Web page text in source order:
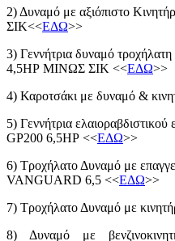
2) Δυναμό με αξιόπιστο
ΣΙΚ<<ΕΔΩ>>
3) Γεννήτρια δυναμό τροχήλατη
4,5HP ΜΙΝΩΣ ΣΙΚ <<ΕΔΩ>>
4) Καροτσάκι με δυναμό &
5) Γεννήτρια
GP200 6,5HP <<ΕΔΩ>>
6) Τροχήλατο Δυναμό με
VANGUARD 6,5 <<ΕΔΩ>>
7) Τροχήλατο Δυναμό με
8) Δυναμό με